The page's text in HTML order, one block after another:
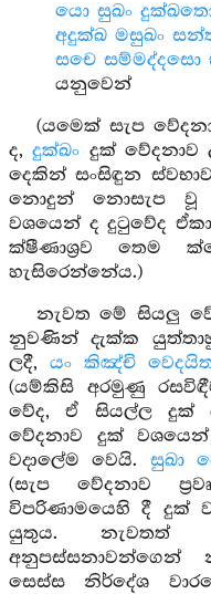
යො සුඛං
අදුක්ඛ මසුඛං
සචෙ
යනුවෙන්
(යමෙක් සැප
ද,දුක්ඛං දුක්
දෙකින් සංසිඳුන
නොදුන් නොසැප වූ
වශයෙන් ද දුටුවේද
ක්ෂීණාශ්‍රව තෙම
හැසිරෙන්නේය.)
නැවත මේ සියලු
නුවණින් දැක්ක
ලදී, යං කිඤ්චි
(යම්කිසි අරමුණු
වේද, ඒ සියල්ල දුක්
වේදනාව දුක්
වදාලේම වෙයි. සුඛා
(සැප වේදනාව
විපරිණාමයෙහි දී දුක්
යුතුය.
අනුපස්සනාවන්ගෙන්
සෙස්ස නිර්දේශ